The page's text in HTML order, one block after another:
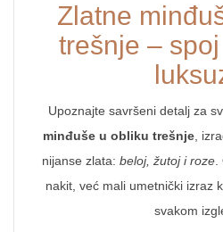
Zlatne
trešnje –
Upoznajte savršeni detalj za
minđuše u obliku trešnje,
nijanse zlata: beloj, žutoj i roze.
nakit, već mali umetnički izraz
svakom